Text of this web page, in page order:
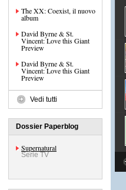
The XX: Coexist, il nuovo
album
David Byrne & St.
Vincent: Love this Giant
Preview
David Byrne & St.
Vincent: Love this Giant
Preview
Vedi tutti
Dossier Paperblog
Supernatural
Serie TV